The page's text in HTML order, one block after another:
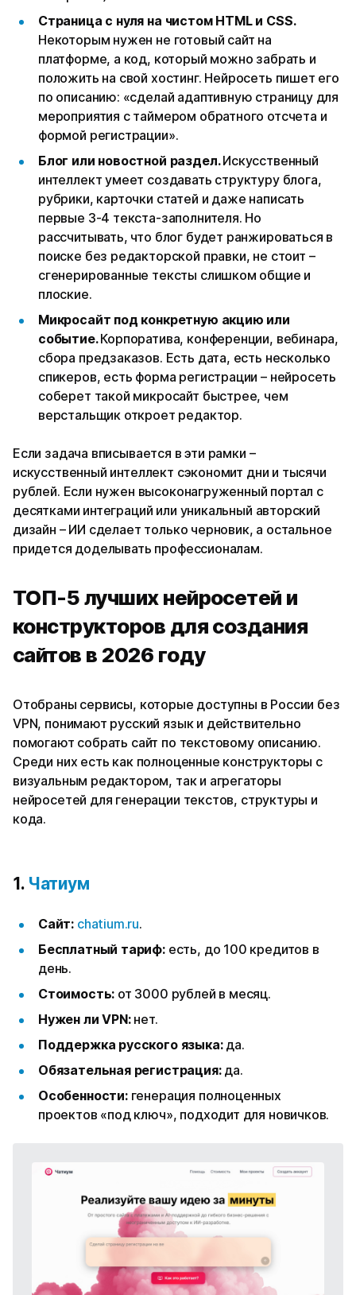
Страница с нуля на чистом HTML и CSS.
Некоторым нужен не готовый сайт на
платформе, а код, который можно забрать и
положить на свой хостинг. Нейросеть пишет его
по описанию: «сделай адаптивную страницу для
мероприятия с таймером обратного отсчета и
формой регистрации».
Блог или новостной раздел.Искусственный
интеллект умеет создавать структуру блога,
рубрики, карточки статей и даже написать
первые 3-4 текста-заполнителя. Но
рассчитывать, что блог будет ранжироваться в
поиске без редакторской правки, не стоит –
сгенерированные тексты слишком общие и
плоские.
Микросайт под конкретную акцию или
событие.Корпоратива, конференции, вебинара,
сбора предзаказов. Есть дата, есть несколько
спикеров, есть форма регистрации – нейросеть
соберет такой микросайт быстрее, чем
верстальщик откроет редактор.
Если задача вписывается в эти рамки –
искусственный интеллект сэкономит дни и тысячи
рублей. Если нужен высоконагруженный портал с
десятками интеграций или уникальный авторский
дизайн – ИИ сделает только черновик, а остальное
придется доделывать профессионалам.
ТОП-5 лучших нейросетей и
конструкторов для создания
сайтов в 2026 году
Отобраны сервисы, которые доступны в России без
VPN, понимают русский язык и действительно
помогают собрать сайт по текстовому описанию.
Среди них есть как полноценные конструкторы с
визуальным редактором, так и агрегаторы
нейросетей для генерации текстов, структуры и
кода.
1. Чатиум
Сайт: chatium.ru.
Бесплатный тариф: есть, до 100 кредитов в
день.
Стоимость: от 3000 рублей в месяц.
Нужен ли VPN: нет.
Поддержка русского языка:да.
Обязательная регистрация: да.
Особенности: генерация полноценных
проектов «под ключ», подходит для новичков.